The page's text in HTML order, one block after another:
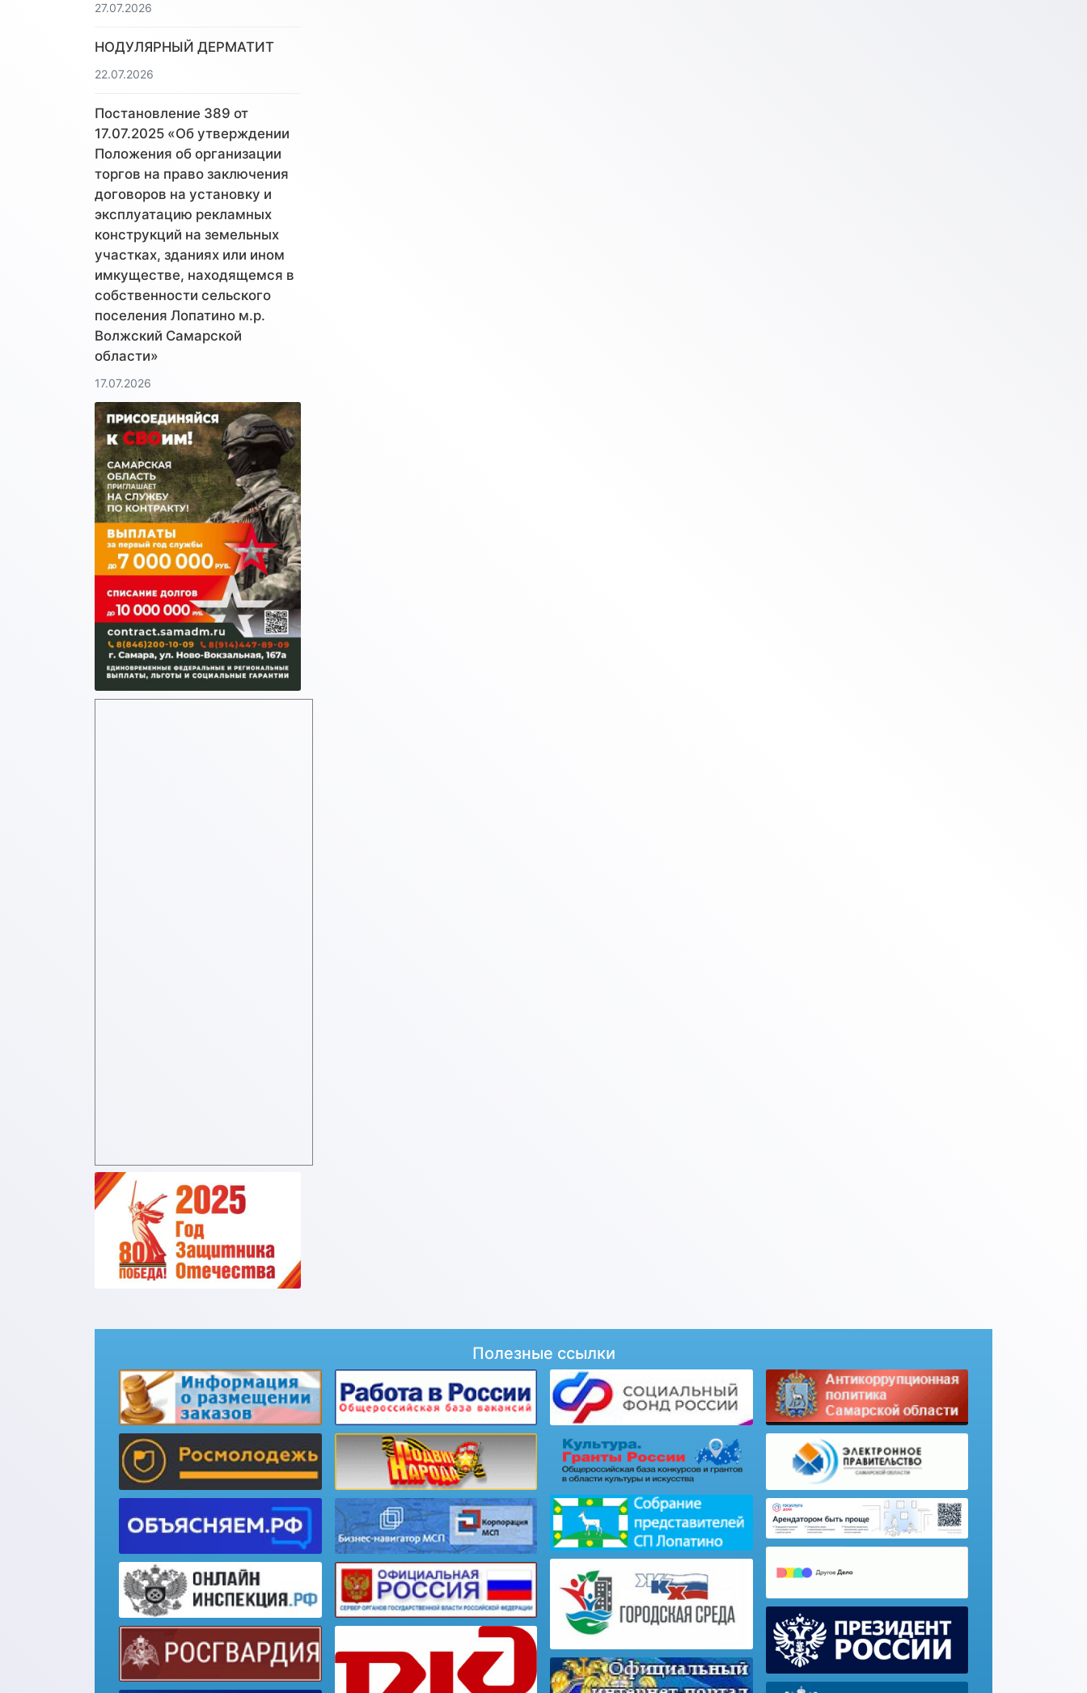
27.07.2026
НОДУЛЯРНЫЙ ДЕРМАТИТ
22.07.2026
Постановление 389 от
17.07.2025 «Об утверждении
Положения об организации
торгов на право заключения
договоров на установку и
эксплуатацию рекламных
конструкций на земельных
участках, зданиях или ином
имкуществе, находящемся в
собственности сельского
поселения Лопатино м.р.
Волжский Самарской
области»
17.07.2026
Полезные ссылки